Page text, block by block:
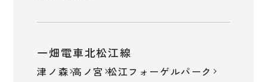
一畑電車北松江線
津ノ森 高ノ宮 松江フォーゲルパーク